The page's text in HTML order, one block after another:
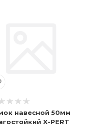
навесной 50мм
X-PERT